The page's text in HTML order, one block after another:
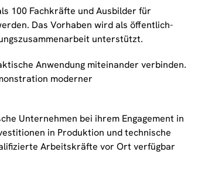
100 Fachkräfte und Ausbilder für
Das Vorhaben wird als öffentlich-
unterstützt.
Anwendung miteinander verbinden.
moderner
Unternehmen bei ihrem Engagement in
in Produktion und technische
Arbeitskräfte vor Ort verfügbar